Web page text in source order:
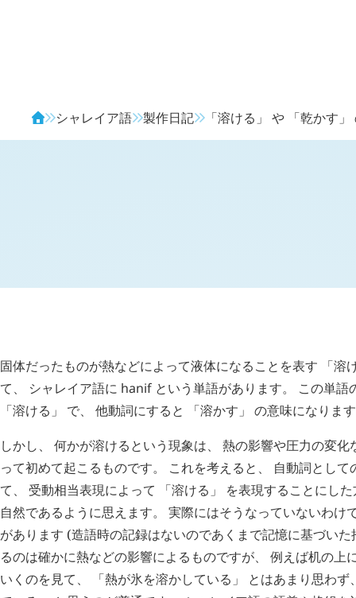
シャレイア語 製作日記 「溶ける」 や 「乾かす
固体だったものが熱などによって液体になることを表す 「溶
て、 シャレイア語に hanif という単語があります。 この単語
「溶ける」 で、 他動詞にすると 「溶かす」 の意味になりま
しかし、 何かが溶けるという現象は、 熱の影響や圧力の変
って初めて起こるものです。 これを考えると、 自動詞とし
て、 受動相当表現によって 「溶ける」 を表現することにし
自然であるように思えます。 実際にはそうなっていないわけ
があります (造語時の記録はないのであくまで記憶に基づい
るのは確かに熱などの影響によるものですが、 例えば机の上
いくのを見て、 「熱が氷を溶かしている」 とはあまり思わ